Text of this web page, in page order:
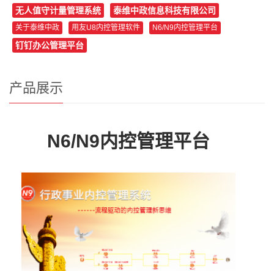
无人值守计量管理系统
泰维中政信息科技有限公司
关于泰维中政 用友U8内控管理软件 N6/N9内控管理平台
钉钉办公管理平台
产品展示
N6/N9内控管理平台